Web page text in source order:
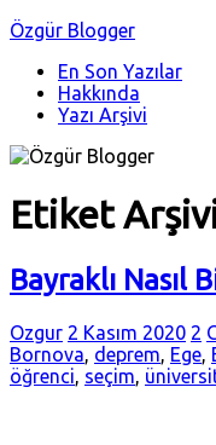
Özgür Blogger
En Son Yazılar
Hakkında
Yazı Arşivi
Etiket
Bayraklı Nasıl
Ozgur 2 Kasım 2020 2
Bornova, deprem, Ege,
öğrenci, seçim,